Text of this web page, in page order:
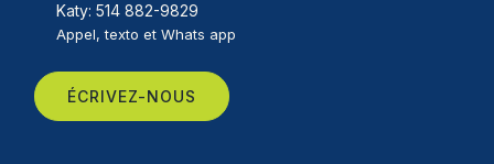
Katy: 514 882-9829
Appel, texto et Whats app
ÉCRIVEZ-NOUS